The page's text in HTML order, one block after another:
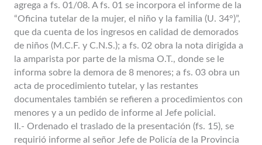
agrega a fs. 01/08. A fs. 01 se incorpora el informe de la
“Oficina tutelar de la mujer, el niño y la familia (U. 34°)”,
que da cuenta de los ingresos en calidad de demorados
de niños (M.C.F. y C.N.S.); a fs. 02 obra la nota dirigida a
la amparista por parte de la misma O.T., donde se le
informa sobre la demora de 8 menores; a fs. 03 obra un
acta de procedimiento tutelar, y las restantes
documentales también se refieren a procedimientos con
menores y a un pedido de informe al Jefe policial.
II.- Ordenado el traslado de la presentación (fs. 15), se
requirió informe al señor Jefe de Policía de la Provincia